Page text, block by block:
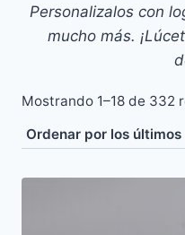
Personalizalos con
mucho más.
Mostrando 1–18 de 332